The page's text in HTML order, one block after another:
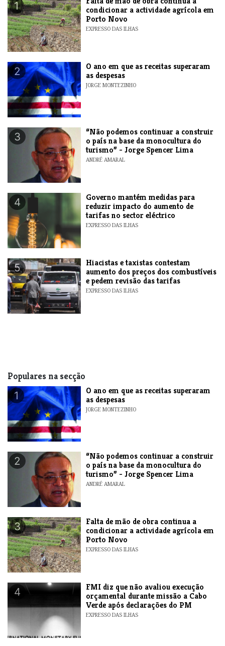
1
condicionar a actividade agrícola em
Porto Novo
EXPRESSO DAS ILHAS
2
O ano em que as receitas superaram
as despesas
JORGE MONTEZINHO
3
“Não podemos continuar a construir
o país na base da monocultura do
turismo” - Jorge Spencer Lima
ANDRÉ AMARAL
4
Governo mantém medidas para
reduzir impacto do aumento de
tarifas no sector eléctrico
EXPRESSO DAS ILHAS
5
Hiacistas e taxistas contestam
aumento dos preços dos combustíveis
e pedem revisão das tarifas
EXPRESSO DAS ILHAS
Populares na secção
1
O ano em que as receitas superaram
as despesas
JORGE MONTEZINHO
2
“Não podemos continuar a construir
o país na base da monocultura do
turismo” - Jorge Spencer Lima
ANDRÉ AMARAL
3
Falta de mão de obra continua a
condicionar a actividade agrícola em
Porto Novo
EXPRESSO DAS ILHAS
4
FMI diz que não avaliou execução
orçamental durante missão a Cabo
Verde após declarações do PM
EXPRESSO DAS ILHAS